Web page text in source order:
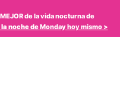
de la vida nocturna de
noche deMondayhoy mismo>